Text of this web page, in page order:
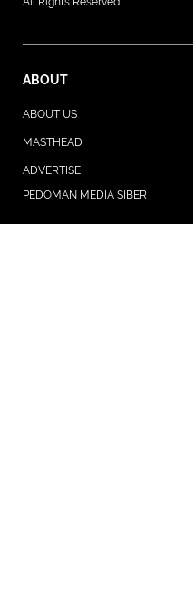
ABOUT
ABOUT US
MASTHEAD
ADVERTISE
PEDOMAN MEDIA SIBER